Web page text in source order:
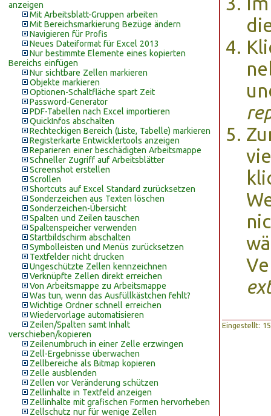
anzeigen
Mit Arbeitsblatt-Gruppen arbeiten
Mit Bereichsmarkierung Bezüge ändern
Navigieren für Profis
Neues Dateiformat für Excel 2013
Nur bestimmte Elemente eines kopierten
Bereichs einfügen
Nur sichtbare Zellen markieren
Objekte markieren
Optionen-Schaltfläche spart Zeit
Password-Generator
PDF-Tabellen nach Excel importieren
QuickInfos abschalten
Rechteckigen Bereich (Liste, Tabelle) markieren
Registerkarte Entwicklertools anzeigen
Reparieren einer beschädigten Arbeitsmappe
Schneller Zugriff auf Arbeitsblätter
Screenshot erstellen
Scrollen
Shortcuts auf Excel Standard zurücksetzen
Sonderzeichen aus Texten löschen
Sonderzeichen-Übersicht
Spalten und Zeilen tauschen
Spaltenspeicher verwenden
Startbildschirm abschalten
Symbolleisten und Menüs zurücksetzen
Textfelder nicht drucken
Ungeschützte Zellen kennzeichnen
Verknüpfte Zellen direkt erreichen
Von Arbeitsmappe zu Arbeitsmappe
Was tun, wenn das Ausfüllkästchen fehlt?
Wichtige Ordner schnell erreichen
Wiedervorlage automatisieren
Zeilen/Spalten samt Inhalt
verschieben/kopieren
Zeilenumbruch in einer Zelle erzwingen
Zell-Ergebnisse überwachen
Zellbereiche als Bitmap kopieren
Zelle ausblenden
Zellen vor Veränderung schützen
Zellinhalte in Textfeld anzeigen
Zellinhalte mit grafischen Formen hervorheben
Zellschutz nur für wenige Zellen
Eingestellt: